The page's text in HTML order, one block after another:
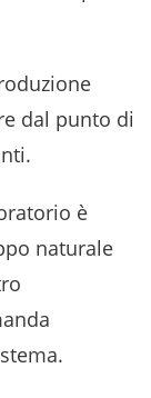
dal punto di
è
naturale